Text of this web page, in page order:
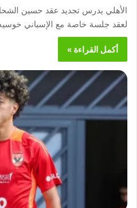
لعقد جلسة خاصة مع الإسباني خوسيه
أكمل القراءة »